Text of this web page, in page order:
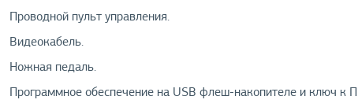
Проводной пульт управления.
Видеокабель.
Ножная педаль.
Программное обеспечение на USB флеш-накопителе и ключ к